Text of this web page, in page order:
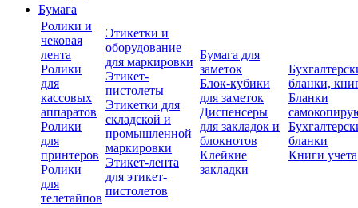
Бумага
Ролики и
чековая
лента
Ролики
для
кассовых
аппаратов
Ролики
для
принтеров
Ролики
для
телетайпов
Этикетки и
оборудование
для маркировки
Этикет-
пистолеты
Этикетки для
складской и
промышленной
маркировки
Этикет-лента
для этикет-
пистолетов
Бумага для
заметок
Блок-кубики
для заметок
Диспенсеры
для закладок и
блокнотов
Клейкие
закладки
бланки,
Бланки
бланки
Книги учета